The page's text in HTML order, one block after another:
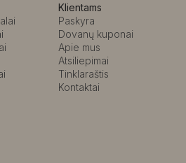
Klientams
Paskyra
Dovanų kuponai
Apie mus
Atsiliepimai
Tinklaraštis
Kontaktai